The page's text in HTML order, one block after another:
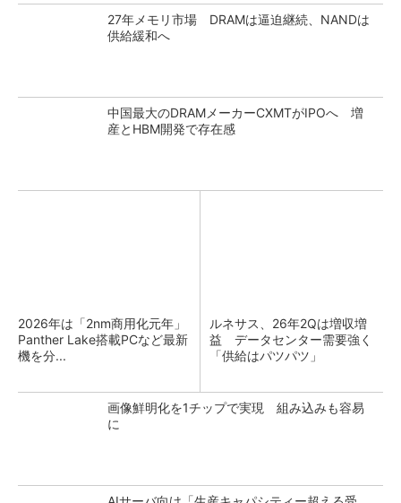
27年メモリ市場 DRAMは逼迫継続、NANDは
供給緩和へ
中国最大のDRAMメーカーCXMTがIPOへ 増
産とHBM開発で存在感
2026年は「2nm商用化元年」
Panther Lake搭載PCなど最新
機を分...
ルネサス、26年2Qは増収増
益 データセンター需要強く
「供給はパツパツ」
画像鮮明化を1チップで実現 組み込みも容易
に